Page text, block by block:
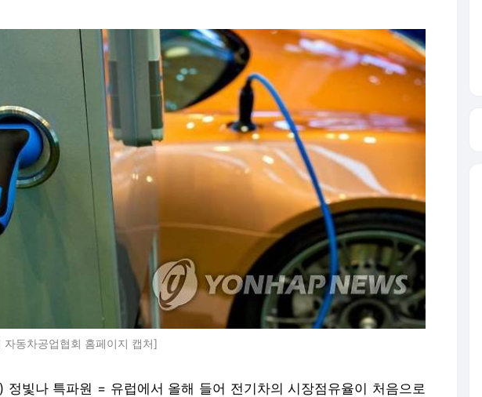
동차공업협회 홈페이지 캡처]
정빛나 특파원 = 유럽에서 올해 들어 전기차의 시장점유율이 처음으로